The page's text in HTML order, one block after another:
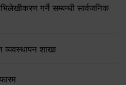
गर्ने सम्बन्धी सार्वजनिक
व्यवस्थापन शाखा